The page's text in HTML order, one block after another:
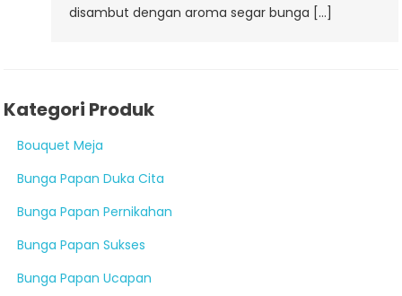
disambut dengan aroma segar bunga […]
Kategori Produk
Bouquet Meja
Bunga Papan Duka Cita
Bunga Papan Pernikahan
Bunga Papan Sukses
Bunga Papan Ucapan